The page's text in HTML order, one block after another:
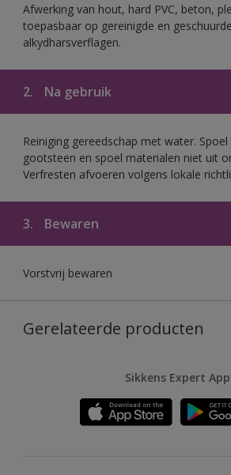
Afwerking van hout, hard PVC, beton,
toepasbaar op gereinigde en geschuurde
alkydharsverflagen.
2. Na gebruik
Reiniging gereedschap met water.
gootsteen en spoel materialen niet uit
Verfresten afvoeren volgens lokale
3. Bewaren
Vorstvrij bewaren
Gerelateerde producten
Sikkens Expert App